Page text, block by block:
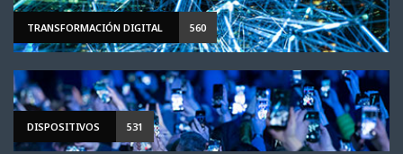
TRANSFORMACIÓN DIGITAL 560
DISPOSITIVOS 531